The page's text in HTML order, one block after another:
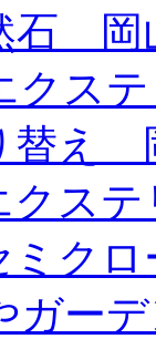
石 岡
クス
替え
ステ
クロ
ガー